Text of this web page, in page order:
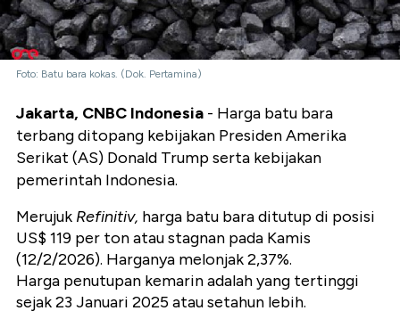
Foto: Batu bara kokas. (Dok. Pertamina)
Jakarta, CNBC Indonesia - Harga batu bara
terbang ditopang kebijakan Presiden Amerika
Serikat (AS) Donald Trump serta kebijakan
pemerintah Indonesia.
Merujuk Refinitiv, harga batu bara ditutup di posisi
US$ 119 per ton atau stagnan pada Kamis
(12/2/2026). Harganya melonjak 2,37%.
Harga penutupan kemarin adalah yang tertinggi
sejak 23 Januari 2025 atau setahun lebih.